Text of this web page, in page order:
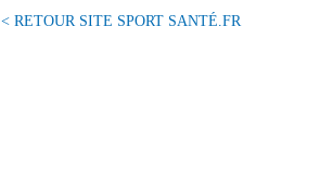
< RETOUR SITE SPORT SANTÉ.FR